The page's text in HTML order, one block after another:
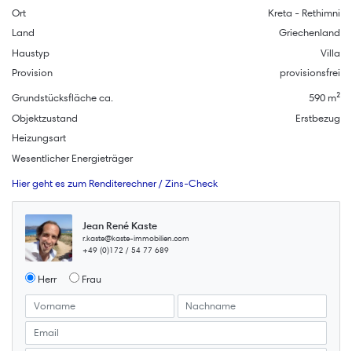
Ort
Kreta - Rethimni
Land
Griechenland
Haustyp
Villa
Provision
provisionsfrei
Grundstücksfläche ca.
590 m²
Objektzustand
Erstbezug
Heizungsart
Wesentlicher Energieträger
Hier geht es zum Renditerechner / Zins-Check
Jean René Kaste
r.kaste@kaste-immobilien.com
+49 (0)172 / 54 77 689
Herr Frau